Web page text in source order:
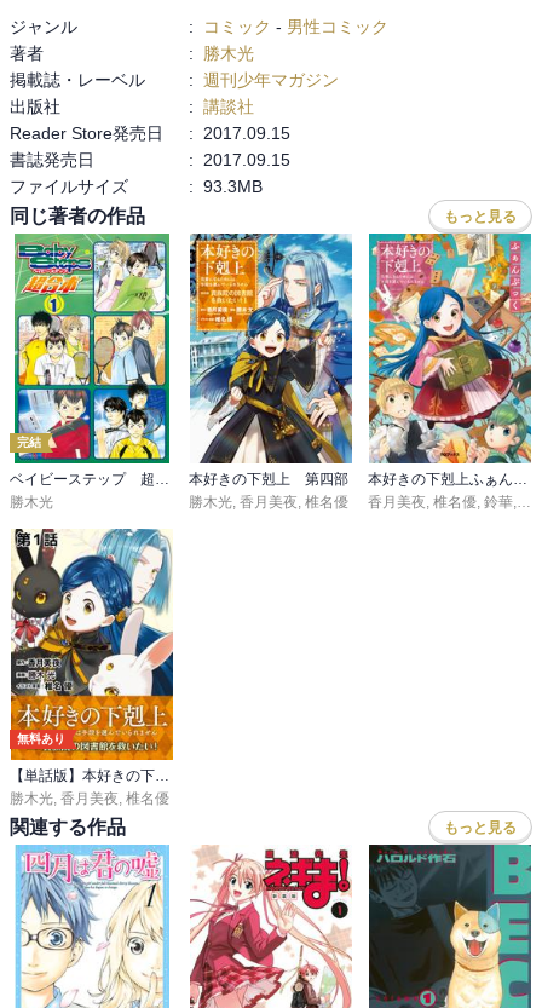
ジャンル : コミック - 男性コミック
著者
:
勝木光
掲載誌・レーベル
: 週刊少年マガジン
出版社
: 講談社
Reader Store発売日
:
2017.09.15
書誌発売日
:
2017.09.15
ファイルサイズ
: 93.3MB
同じ著者の作品 もっと見る
完結
ベイビーステップ 超合本版
勝木光
本好きの下剋上 第四部
勝木光, 香月美夜, 椎名優
本好きの下剋上ふぁんぶっく
香月美夜, 椎名優, 鈴華, 波
無料あり
勝木光 香月美夜 椎名優
関連する作品 もっと見る